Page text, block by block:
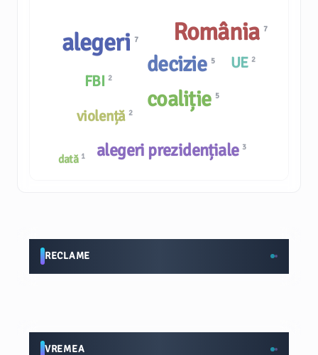
alegeri prezidențiale 3
UE 2
FBI 2
dată 1
violență 2
România7
alegeri7
decizie 5
coaliție 5
RECLAME
VREMEA